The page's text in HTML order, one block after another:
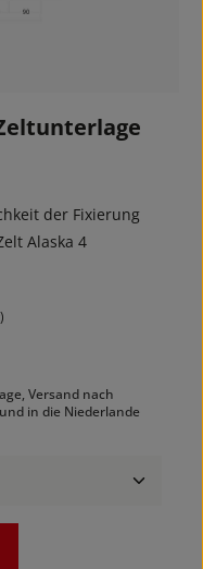
der Fixierung
Alaska 4
Versand nach
in die Niederlande
Wert ein